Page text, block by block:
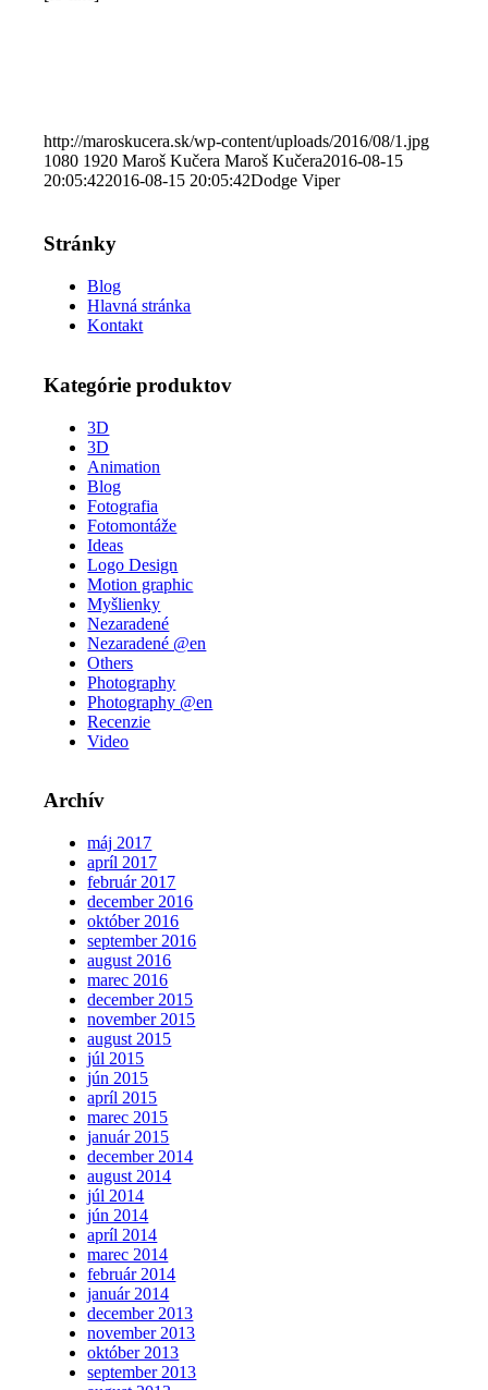
http://maroskucera.sk/wp-content/uploads/2016/08/1.jpg
1080 1920 Maroš Kučera Maroš Kučera2016-08-15
20:05:422016-08-15 20:05:42Dodge Viper
Stránky
Blog
Hlavná stránka
Kontakt
Kategórie produktov
3D
3D
Animation
Blog
Fotografia
Fotomontáže
Ideas
Logo Design
Motion graphic
Myšlienky
Nezaradené
Nezaradené @en
Others
Photography
Photography @en
Recenzie
Video
Archív
máj 2017
apríl 2017
február 2017
december 2016
október 2016
september 2016
august 2016
marec 2016
december 2015
november 2015
august 2015
júl 2015
jún 2015
apríl 2015
marec 2015
január 2015
december 2014
august 2014
júl 2014
jún 2014
apríl 2014
marec 2014
február 2014
január 2014
december 2013
november 2013
október 2013
september 2013